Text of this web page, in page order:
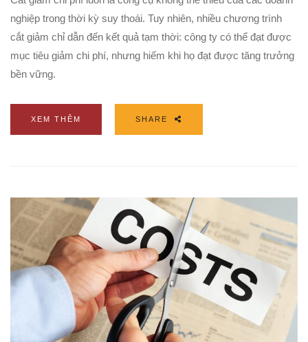
nghiệp trong thời kỳ suy thoái. Tuy nhiên, nhiều chương trình
cắt giảm chỉ dẫn đến kết quả tạm thời: công ty có thể đạt được
mục tiêu giảm chi phí, nhưng hiếm khi họ đạt được tăng trưởng
bền vững.
XEM THÊM SHARE